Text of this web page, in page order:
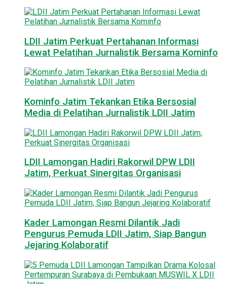
LDII Jatim Perkuat Pertahanan Informasi
Lewat Pelatihan Jurnalistik Bersama Kominfo
Kominfo Jatim Tekankan Etika Bersosial
Media di Pelatihan Jurnalistik LDII Jatim
LDII Lamongan Hadiri Rakorwil DPW LDII
Jatim, Perkuat Sinergitas Organisasi
Kader Lamongan Resmi Dilantik Jadi
Pengurus Pemuda LDII Jatim, Siap Bangun
Jejaring Kolaboratif